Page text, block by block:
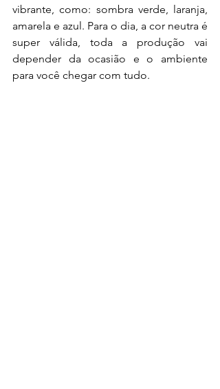
vibrante, como: sombra verde, laranja,
amarela e azul. Para o dia, a cor neutra é
super válida, toda a produção vai
depender da ocasião e o ambiente
para você chegar com tudo.